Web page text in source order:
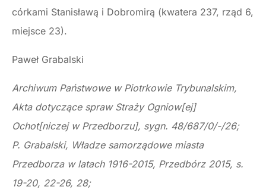
córkami Stanisławą i Dobromirą (kwatera 237, rząd 6,
miejsce 23).
Paweł Grabalski
Archiwum Państwowe w Piotrkowie Trybunalskim,
Akta dotyczące spraw Straży Ogniow[ej]
Ochot[niczej w Przedborzu], sygn. 48/687/0/-/26;
P. Grabalski, Władze samorządowe miasta
Przedborza w latach 1916-2015, Przedbórz 2015, s.
19-20, 22-26, 28;